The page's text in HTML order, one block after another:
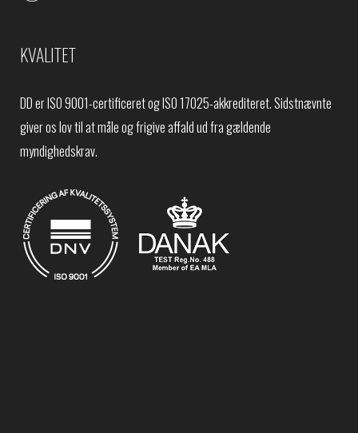
KVALITET
DD er ISO 9001-certificeret og ISO 17025-akkrediteret. Sidstnævnte
giver os lov til at måle og frigive affald ud fra gældende
myndighedskrav.